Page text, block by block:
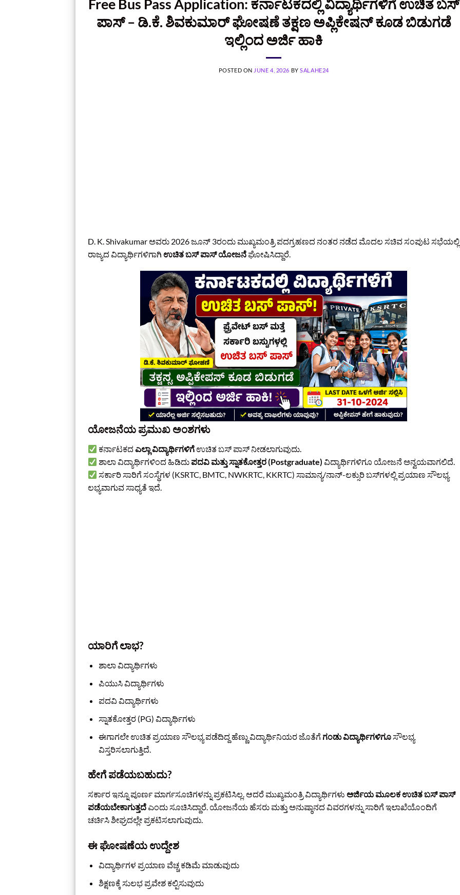
Free Bus Pass Application: ಕರ್ನಾಟಕದಲ್ಲಿ ವಿದ್ಯಾರ್ಥಿಗಳಿಗೆ ಉಚಿತ ಬಸ್
ಪಾಸ್ – ಡಿ.ಕೆ. ಶಿವಕುಮಾರ್ ಘೋಷಣೆ ತಕ್ಷಣ ಅಪ್ಲಿಕೇಷನ್‌ ಕೂಡ ಬಿಡುಗಡೆ
ಇಲ್ಲಿಂದ ಅರ್ಜಿ ಹಾಕಿ
POSTED ON JUNE 4, 2026 BYSALAHE24
D. K. Shivakumar ಅವರು 2026 ಜೂನ್ 3ರಂದು ಮುಖ್ಯಮಂತ್ರಿ ಪದಗ್ರಹಣದ ನಂತರ ನಡೆದ ಮೊದಲ ಸಚಿವ ಸಂಪುಟ ಸಭೆಯಲ್ಲಿ
ರಾಜ್ಯದ ವಿದ್ಯಾರ್ಥಿಗಳಿಗಾಗಿ ಉಚಿತ ಬಸ್ ಪಾಸ್ ಯೋಜನೆಘೋಷಿಸಿದ್ದಾರೆ.
ಯೋಜನೆಯ ಪ್ರಮುಖ ಅಂಶಗಳು
ಕರ್ನಾಟಕದಎಲ್ಲಾ ವಿದ್ಯಾರ್ಥಿಗಳಿಗೆಉಚಿತ ಬಸ್ ಪಾಸ್ ನೀಡಲಾಗುವುದು.
ಶಾಲಾ ವಿದ್ಯಾರ್ಥಿಗಳಿಂದ ಹಿಡಿದು ಪದವಿ ಮತ್ತು ಸ್ನಾತಕೋತ್ತರ (Postgraduate) ವಿದ್ಯಾರ್ಥಿಗಳಿಗೂ ಯೋಜನೆ ಅನ್ವಯವಾಗಲಿದೆ.
ಸರ್ಕಾರಿ ಸಾರಿಗೆ ಸಂಸ್ಥೆಗಳ (KSRTC, BMTC, NWKRTC, KKRTC) ಸಾಮಾನ್ಯ/ನಾನ್-ಲಕ್ಸುರಿ ಬಸ್‌ಗಳಲ್ಲಿ ಪ್ರಯಾಣ ಸೌಲಭ್ಯ
ಲಭ್ಯವಾಗುವ ಸಾಧ್ಯತೆ ಇದೆ.
ಯಾರಿಗೆ ಲಾಭ?
ಶಾಲಾ ವಿದ್ಯಾರ್ಥಿಗಳು
ಪಿಯುಸಿ ವಿದ್ಯಾರ್ಥಿಗಳು
ಪದವಿ ವಿದ್ಯಾರ್ಥಿಗಳು
ಸ್ನಾತಕೋತ್ತರ (PG) ವಿದ್ಯಾರ್ಥಿಗಳು
ಈಗಾಗಲೇ ಉಚಿತ ಪ್ರಯಾಣ ಸೌಲಭ್ಯ ಪಡೆದಿದ್ದ ಹೆಣ್ಣು ವಿದ್ಯಾರ್ಥಿನಿಯರ ಜೊತೆಗೆ ಗಂಡು ವಿದ್ಯಾರ್ಥಿಗಳಿಗೂಸೌಲಭ್ಯ
ವಿಸ್ತರಿಸಲಾಗುತ್ತಿದೆ.
ಹೇಗೆ ಪಡೆಯಬಹುದು?
ಸರ್ಕಾರ ಇನ್ನೂ ಪೂರ್ಣ ಮಾರ್ಗಸೂಚಿಗಳನ್ನು ಪ್ರಕಟಿಸಿಲ್ಲ. ಆದರೆ ಮುಖ್ಯಮಂತ್ರಿ ವಿದ್ಯಾರ್ಥಿಗಳು ಅರ್ಜಿಯ ಮೂಲಕ ಉಚಿತ ಬಸ್ ಪಾಸ್
ಪಡೆಯಬೇಕಾಗುತ್ತದೆಎಂದು ಸೂಚಿಸಿದ್ದಾರೆ. ಯೋಜನೆಯ ಹೆಸರು ಮತ್ತು ಅನುಷ್ಠಾನದ ವಿವರಗಳನ್ನು ಸಾರಿಗೆ ಇಲಾಖೆಯೊಂದಿಗೆ
ಚರ್ಚಿಸಿ ಶೀಘ್ರದಲ್ಲೇ ಪ್ರಕಟಿಸಲಾಗುವುದು.
ಈ ಘೋಷಣೆಯ ಉದ್ದೇಶ
ವಿದ್ಯಾರ್ಥಿಗಳ ಪ್ರಯಾಣ ವೆಚ್ಚ ಕಡಿಮೆ ಮಾಡುವುದು
ಶಿಕ್ಷಣಕ್ಕೆ ಸುಲಭ ಪ್ರವೇಶ ಕಲ್ಪಿಸುವುದು